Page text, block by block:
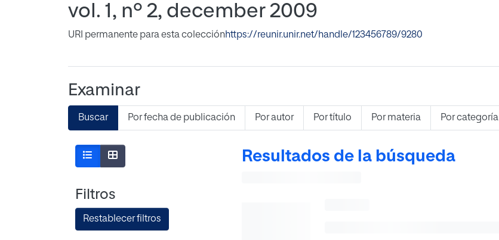
vol. 1, nº 2, december 2009
URI permanente para esta colecciónhttps://reunir.unir.net/handle/123456789/9280
Examinar
Buscar Por fecha de publicación Por autor Por título Por materia Por categoría
Filtros
Restablecer filtros
Resultados de la búsqueda